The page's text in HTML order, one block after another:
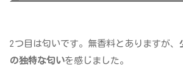
2つ目は匂いです。無香料とありますが、
の独特な匂いを感じました。